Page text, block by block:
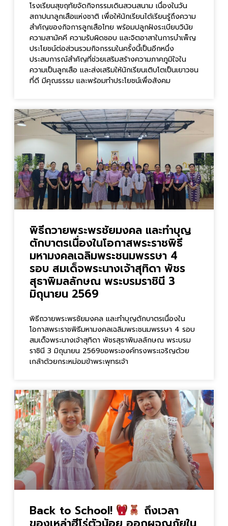
โรงเรียนสุขฤทัยจัดกิจกรรมเดินสวนสนาม เนื่องในวัน
สถาปนาลูกเสือแห่งชาติ เพื่อให้นักเรียนได้เรียนรู้ถึงความ
สำคัญของกิจการลูกเสือไทย พร้อมปลูกฝังระเบียบวินัย
ความสามัคคี ความรับผิดชอบ และจิตอาสาในการบำเพ็ญ
ประโยชน์ต่อส่วนรวมกิจกรรมในครั้งนี้เป็นอีกหนึ่ง
ประสบการณ์สำคัญที่ช่วยเสริมสร้างความภาคภูมิใจใน
ความเป็นลูกเสือ และส่งเสริมให้นักเรียนเติบโตเป็นเยาวชน
ที่ดี มีคุณธรรม และพร้อมทำประโยชน์เพื่อสังคม
พิธีถวายพระพรชัยมงคล และทำบุญ
ตักบาตรเนื่องในโอกาสพระราชพิธี
มหามงคลเฉลิมพระชนมพรรษา 4
รอบ สมเด็จพระนางเจ้าสุทิดา พัชร
สุธาพิมลลักษณ พระบรมราชินี 3
มิถุนายน 2569
พิธีถวายพระพรชัยมงคล และทำบุญตักบาตรเนื่องใน
โอกาสพระราชพิธีมหามงคลเฉลิมพระชนมพรรษา 4 รอบ
สมเด็จพระนางเจ้าสุทิดา พัชรสุธาพิมลลักษณ พระบรม
ราชินี 3 มิถุนายน 2569ขอพระองค์ทรงพระเจริญด้วย
เกล้าด้วยกระหม่อมข้าพระพุทธเจ้า
Back to School! ถึงเวลา